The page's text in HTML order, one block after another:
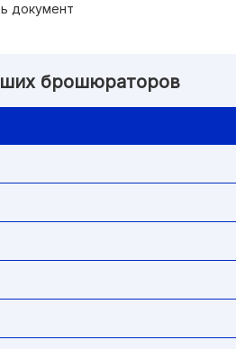
документ
брошюраторов